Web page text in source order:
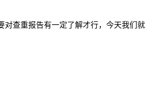
对查重报告有一定了解才行，今天我们就